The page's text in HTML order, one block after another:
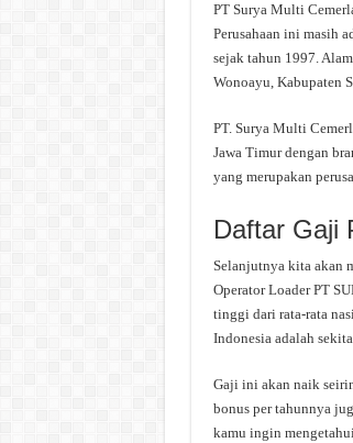
PT Surya Multi
Perusahaan ini masih
sejak tahun 1997.
Wonoayu, Kabupaten
PT. Surya Multi
Jawa Timur dengan
yang merupakan
Daftar Gaji
Selanjutnya kita akan
Operator Loader PT
tinggi dari rata-rata
Indonesia adalah
Gaji ini akan naik
bonus per tahunnya
kamu ingin